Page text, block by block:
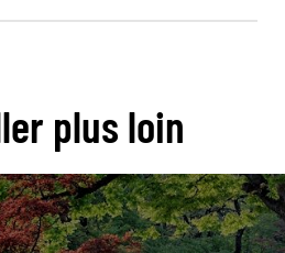
plus loin